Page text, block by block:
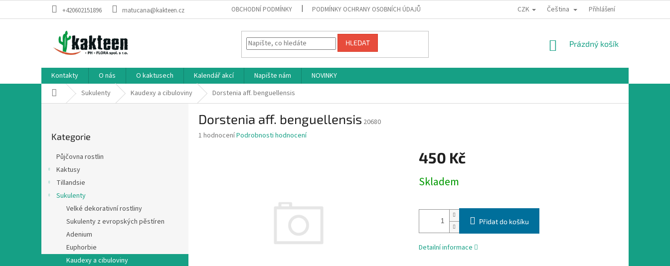
+420602151896 matucana@kakteen.cz OBCHODNÍ PODMÍNKY PODMÍNKY OCHRANY OSOBNÍCH ÚDAJŮ CZK Čeština Přihlášení
HLEDAT
NÁKUPNÍ
Prázdný košík
Kontakty O nás O kaktusech Kalendář akcí Napište nám
NOVINKY
Domů Sukulenty Kaudexy a cibuloviny Dorstenia aff. benguellensis
l
kategorie
Kategorie
Půjčovna rostlin
Kaktusy
Tillandsie
Sukulenty
Velké dekorativní rostliny
Sukulenty z evropských pěstíren
Adenium
Euphorbie
Kaudexy a cibuloviny
Dorstenia aff. benguellensis 20680
Průměrné
1 hodnoceníPodrobnosti hodnocení
450 Kč
cena:
Skladem
Přidat do košíku
Detailní informace